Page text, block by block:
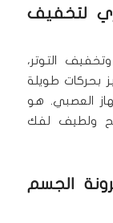
لتخفيف
التوتر،
بحركات طويلة
العصبي. هو
ولطيف لفك
الجسم